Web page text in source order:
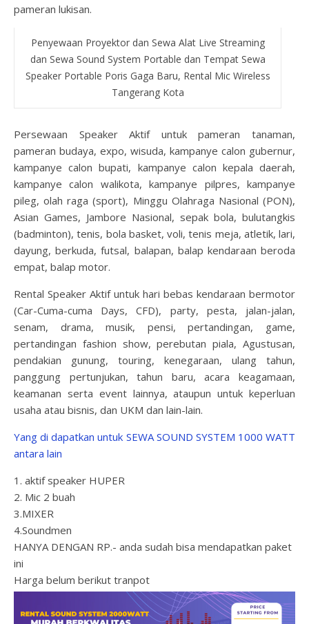
pameran lukisan.
Penyewaan Proyektor dan Sewa Alat Live Streaming
dan Sewa Sound System Portable dan Tempat Sewa
Speaker Portable Poris Gaga Baru, Rental Mic Wireless
Tangerang Kota
Persewaan Speaker Aktif untuk pameran tanaman,
pameran budaya, expo, wisuda, kampanye calon gubernur,
kampanye calon bupati, kampanye calon kepala daerah,
kampanye calon walikota, kampanye pilpres, kampanye
pileg, olah raga (sport), Minggu Olahraga Nasional (PON),
Asian Games, Jambore Nasional, sepak bola, bulutangkis
(badminton), tenis, bola basket, voli, tenis meja, atletik, lari,
dayung, berkuda, futsal, balapan, balap kendaraan beroda
empat, balap motor.
Rental Speaker Aktif untuk hari bebas kendaraan bermotor
(Car-Cuma-cuma Days, CFD), party, pesta, jalan-jalan,
senam, drama, musik, pensi, pertandingan, game,
pertandingan fashion show, perebutan piala, Agustusan,
pendakian gunung, touring, kenegaraan, ulang tahun,
panggung pertunjukan, tahun baru, acara keagamaan,
keamanan serta event lainnya, ataupun untuk keperluan
usaha atau bisnis, dan UKM dan lain-lain.
Yang di dapatkan untuk SEWA SOUND SYSTEM 1000 WATT
antara lain
1. aktif speaker HUPER
2. Mic 2 buah
3.MIXER
4.Soundmen
HANYA DENGAN RP.- anda sudah bisa mendapatkan paket
ini
Harga belum berikut tranpot